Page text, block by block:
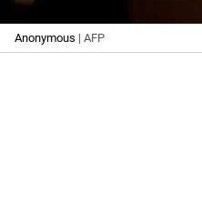
Anonymous | AFP